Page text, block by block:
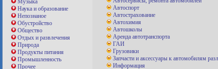
Музыка
Наука и образование
Непознаное
Обустройство
Общество
Отдых и развлечения
Природа
Продукты питания
Промышленность
Прочее
Автоспорт
Автострахование
Автохимия
Автошколы
Аренда автотранспорта
ГАИ
Грузовики
Запчасти и аксессуары к автомобилям
Информация